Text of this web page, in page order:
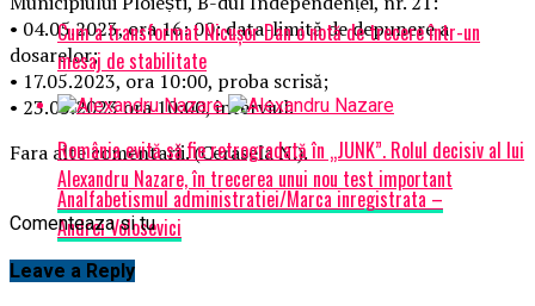
• 04.05.2023, ora 16: 00: data-limită de depunere a
dosarelor;
• 17.05.2023, ora 10:00, proba scrisă;
• 23.05.2023 ora 10:00, interviul.
Fara alte comentarii. (Cerasela N.).
Analfabetismul administratiei/Marca inregistrata –
Andrei Volosevici
Cum a transformat Nicușor Dan o notă de trecere într-un
mesaj de stabilitate
România evită să fie retrogradată în „JUNK”. Rolul decisiv al lui
Alexandru Nazare, în trecerea unui nou test important
Comenteaza si tu
Leave a Reply